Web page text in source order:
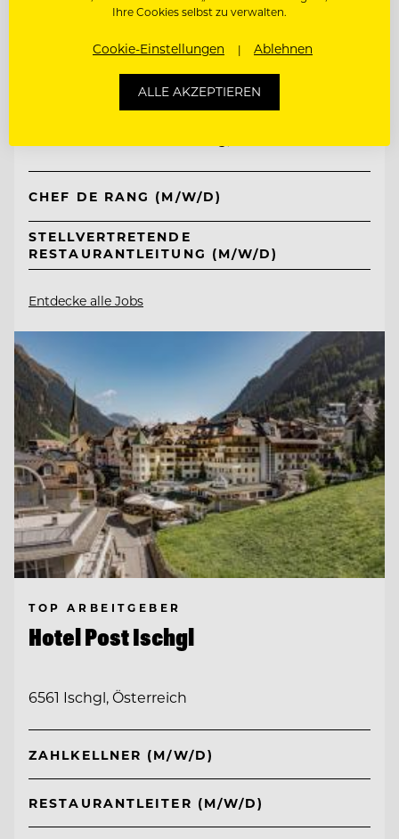
TOP ARBEITGEBER
Ritter von Kempski Privathotels &
CHEF DE RANG (M/W/D)
STELLVERTRETENDE
RESTAURANTLEITUNG (M/W/D)
Entdecke alle Jobs
TOP ARBEITGEBER
Hotel Post Ischgl
6561 Ischgl, Österreich
ZAHLKELLNER (M/W/D)
RESTAURANTLEITER (M/W/D)
Ihre Cookies selbst zu verwalten.
Cookie-Einstellungen Ablehnen
ALLE AKZEPTIEREN